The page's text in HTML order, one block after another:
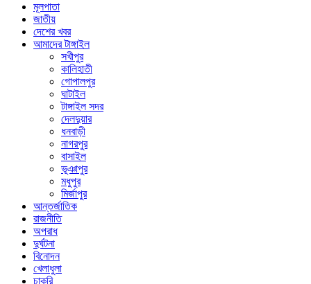
মূলপাতা
জাতীয়
দেশের খবর
আমাদের টাঙ্গাইল
সখীপুর
কালিহাতী
গোপালপুর
ঘাটাইল
টাঙ্গাইল সদর
দেলদুয়ার
ধনবাড়ী
নাগরপুর
বাসাইল
ভূঞাপুর
মধুপুর
মির্জাপুর
আন্তর্জাতিক
রাজনীতি
অপরাধ
দুর্ঘটনা
বিনোদন
খেলাধুলা
চাকরি